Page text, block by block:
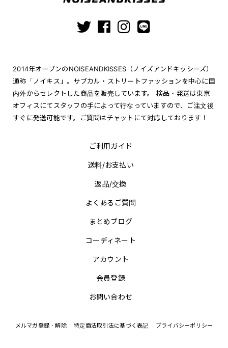
2014年オープンのNOISEANDKISSES（ノイズアンドキッシーズ）
通称「ノイキス」。サブカル・ストリートファッションを中心に国
内外からセレクトした商品を販売しています。 検品・発送は東京
オフィスにてスタッフの手によって行なっていますので、ご注文後
すぐに発送可能です。ご質問はチャットにて対応しております！
ご利用ガイド
送料/お支払い
返品/交換
よくあるご質問
まとめブログ
コーディネート
アカウント
会員登録
お問い合わせ
メルマガ登録・解除 特定商法取引法に基づく表記 プライバシーポリシー